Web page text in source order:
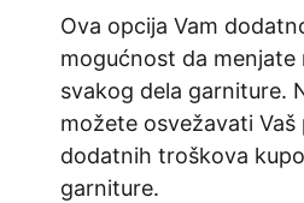
Ova opcija Vam
mogućnost da menjate
svakog dela garniture.
možete osvežavati
dodatnih troškova
garniture.